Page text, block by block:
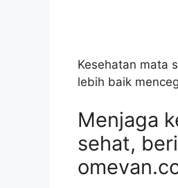
Kesehatan mata
lebih baik
Menjaga
sehat,